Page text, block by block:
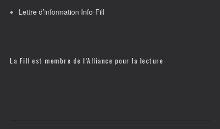
Lettre d’information Info-Fill
La Fill est membre de l’Alliance pour la lecture